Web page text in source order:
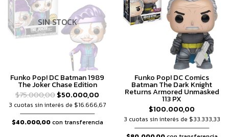
SIN STOCK
Funko Pop! DC Batman 1989
The Joker Chase Edition
$75.000,00$50.000,00
3 cuotas sin interés de $16.666,67
$40.000,00con transferencia
Funko Pop! DC Comics
Batman The Dark Knight
Returns Armored Unmasked
113 PX
$100.000,00
3 cuotas sin interés de $33.333,33